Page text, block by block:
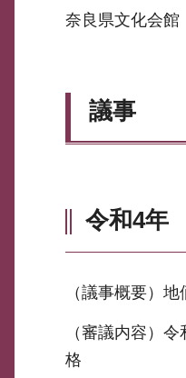
奈良県文化会
議事
令和4年
（議事概要）
（審議内容）
格